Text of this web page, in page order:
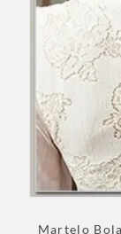
Martelo